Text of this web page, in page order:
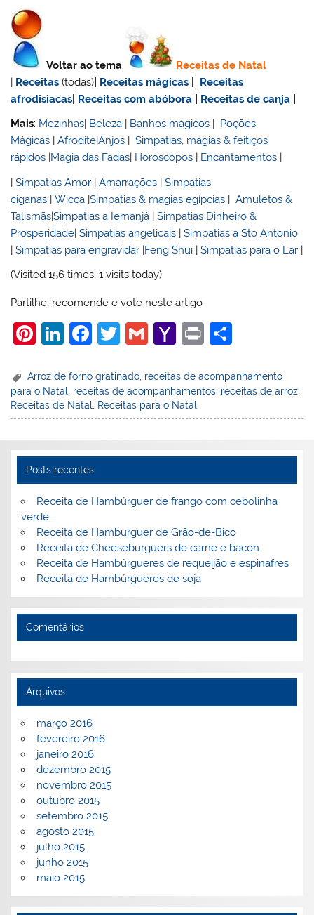
Voltar ao tema:
Receitas de Natal
| Receitas (todas) Receitas mágicas
Receitas
afrodisiacas Receitas com abóbora Receitas de canja
Mais: Mezinhas Beleza Banhos mágicos
Poções
Mágicas |Afrodite|Anjos |Simpatias, magias & feitiços
rápidos Magia das Fadas Horoscopos Encantamentos
|Simpatias Amor |Amarrações |Simpatias
ciganas |Wicca |Simpatias & magias egípcias |Amuletos &
Talismãs|Simpatias a Iemanjá |Simpatias Dinheiro &
Prosperidade|Simpatias angelicais |Simpatias a Sto Antonio
|Simpatias para engravidar |Feng Shui |Simpatias para o Lar |
(Visited 156 times, 1 visits today)
Partilhe, recomende e vote neste artigo
Pi
er
e
st
Li
k
e
dI
F
c
e
b
o
k
T
itt
er
G
ai
l
Y
h
o
o
l
Pr
t
ar
e
Arroz de forno gratinado receitas de acompanhamento
para o Natal, receitas de acompanhamentos, receitas de arroz,
Receitas de Natal, Receitas para o Natal
Posts recentes
Receita de Hambúrguer de frango com cebolinha
verde
Receita de Hamburguer de Grão-de-Bico
Receita de Cheeseburguers de carne e bacon
Receita de Hambúrgueres de requeijão e espinafres
Receita de Hambúrgueres de soja
Comentários
Arquivos
março 2016
fevereiro 2016
janeiro 2016
dezembro 2015
novembro 2015
outubro 2015
setembro 2015
agosto 2015
julho 2015
junho 2015
maio 2015